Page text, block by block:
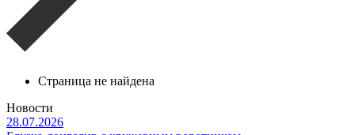
Страница не найдена
Новости
28.07.2026